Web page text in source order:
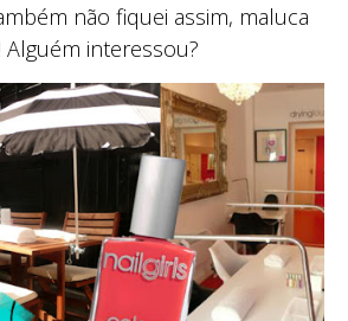
não fiquei assim, maluca
interessou?